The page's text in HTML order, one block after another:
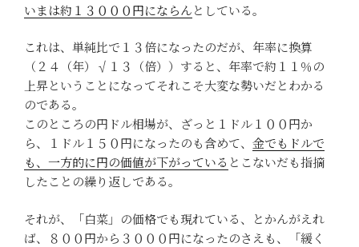
いまは約１３０００円にならんとしている。
これは、単純比で１３倍になったのだが、年率に換算
（２４（年）√１３（倍））すると、年率で約１１％の
上昇ということになってそれこそ大変な勢いだとわかる
のである。
このところの円ドル相場が、ざっと１ドル１００円か
ら、１ドル１５０円になったのも含めて、 金でもドルで
も、一方的に円の価値が下がっている とこないだも指摘
したことの繰り返しである。
それが、「白菜」の価格でも現れている、とかんがえれ
ば、８００円から３０００円になったのさえも、「緩く